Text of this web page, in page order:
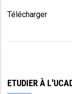
Télécharger
ETUDIER À